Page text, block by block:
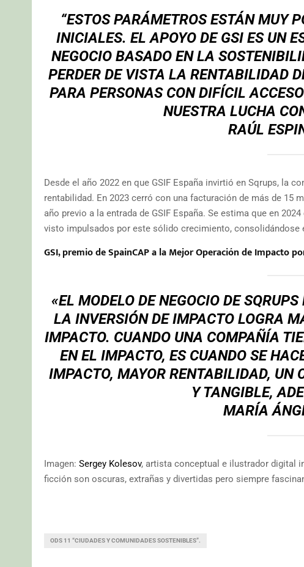
“ESTOS PARÁMETROS ESTÁN MUY
INICIALES. EL APOYO DE GSI ES UN
NEGOCIO BASADO EN LA
PERDER DE VISTA LA RENTABILIDAD
PARA PERSONAS CON DIFÍCIL
NUESTRA LUCHA
RAÚL
Desde el año 2022 en que GSIF España invirtió en Sqrups, la
rentabilidad. En 2023 cerró con una facturación de más de 15
año previo a la entrada de GSIF España. Se estima que en
visto impulsados por este sólido crecimiento, consolidándose
GSI, premio de SpainCAP a la Mejor Operación de Impacto
«EL MODELO DE NEGOCIO DE
LA INVERSIÓN DE IMPACTO LOGRA
IMPACTO. CUANDO UNA COMPAÑÍA
EN EL IMPACTO, ES CUANDO SE
IMPACTO, MAYOR RENTABILIDAD, UN
Y TANGIBLE,
MARÍA
Imagen: Sergey Kolesov, artista conceptual e ilustrador digital
ficción son oscuras, extrañas y divertidas pero siempre
ODS 11 “CIUDADES Y COMUNIDADES SOSTENIBLES”.